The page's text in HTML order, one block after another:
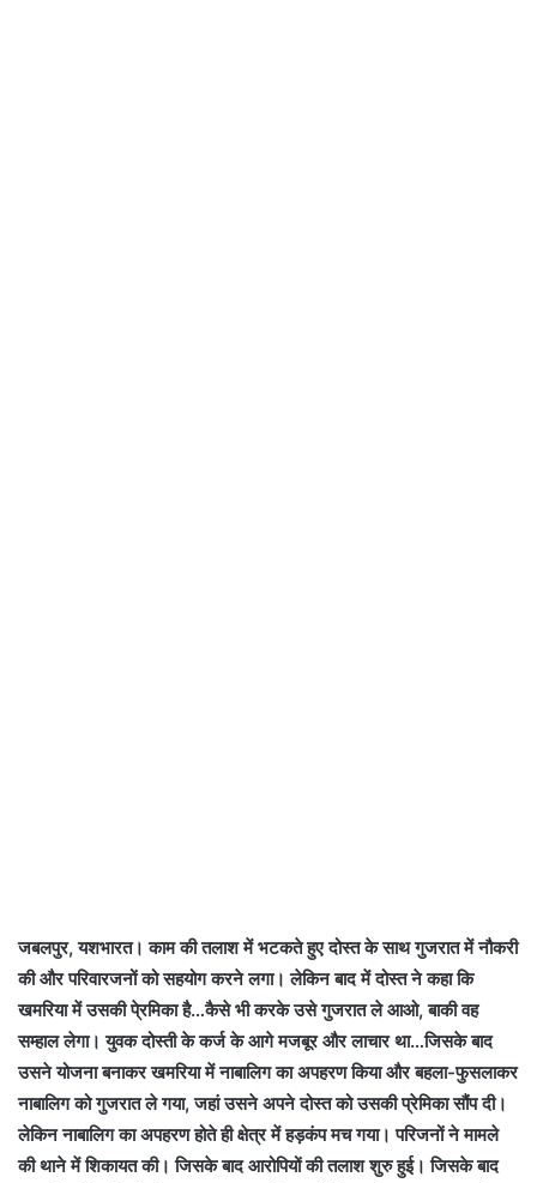
जबलपुर, यशभारत। काम की तलाश में भटकते हुए दोस्त के साथ गुजरात में नौकरी
की और परिवारजनों को सहयोग करने लगा। लेकिन बाद में दोस्त ने कहा कि
खमरिया में उसकी पे्रमिका है…कैसे भी करके उसे गुजरात ले आओ, बाकी वह
सम्हाल लेगा। युवक दोस्ती के कर्ज के आगे मजबूर और लाचार था…जिसके बाद
उसने योजना बनाकर खमरिया में नाबालिग का अपहरण किया और बहला-फुसलाकर
नाबालिग को गुजरात ले गया, जहां उसने अपने दोस्त को उसकी प्रेमिका सौंप दी।
लेकिन नाबालिग का अपहरण होते ही क्षेत्र में हड़कंप मच गया। परिजनों ने मामले
की थाने में शिकायत की। जिसके बाद आरोपियों की तलाश शुरु हुई। जिसके बाद